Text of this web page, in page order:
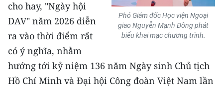
Video
Media Chính trị
Media Kinh tế
Media Văn hóa
Phó Giám đốc Học viện Ngoại
giao Nguyễn Mạnh Đông phát
biểu khai mạc chương trình.
cho hay, "Ngày hội
DAV" năm 2026 diễn
ra vào thời điểm rất
có ý nghĩa, nhằm
hướng tới kỷ niệm 136 năm Ngày sinh Chủ tịch
Hồ Chí Minh và Đại hội Công đoàn Việt Nam lần